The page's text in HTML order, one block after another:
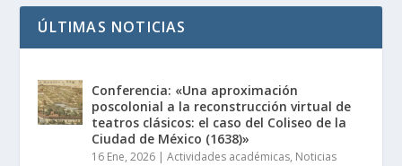
ÚLTIMAS NOTICIAS
Conferencia: «Una aproximación
poscolonial a la reconstrucción virtual de
teatros clásicos: el caso del Coliseo de la
Ciudad de México (1638)»
16 Ene, 2026 |Actividades académicas, Noticias